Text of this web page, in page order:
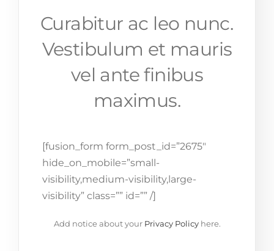
Curabitur ac leo nunc.
Vestibulum et mauris
vel ante finibus
maximus.
[fusion_form form_post_id=”2675″
hide_on_mobile=”small-
visibility,medium-visibility,large-
visibility” class=”” id=”” /]
Add notice about your Privacy Policyhere.